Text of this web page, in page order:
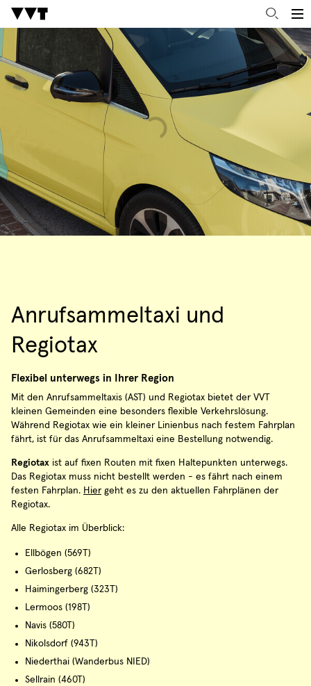
Anrufsammeltaxi und
Regiotax
Flexibel unterwegs in Ihrer Region
Mit den Anrufsammeltaxis (AST) und Regiotax bietet der VVT
kleinen Gemeinden eine besonders flexible Verkehrslösung.
Während Regiotax wie ein kleiner Linienbus nach festem Fahrplan
fährt, ist für das Anrufsammeltaxi eine Bestellung notwendig.
Regiotax ist auf fixen Routen mit fixen Haltepunkten unterwegs.
Das Regiotax muss nicht bestellt werden - es fährt nach einem
festen Fahrplan. Hiergeht es zu den aktuellen Fahrplänen der
Regiotax.
Alle Regiotax im Überblick:
Ellbögen (569T)
Gerlosberg (682T)
Haimingerberg (323T)
Lermoos (198T)
Navis (580T)
Nikolsdorf (943T)
Niederthai (Wanderbus NIED)
Sellrain (460T)